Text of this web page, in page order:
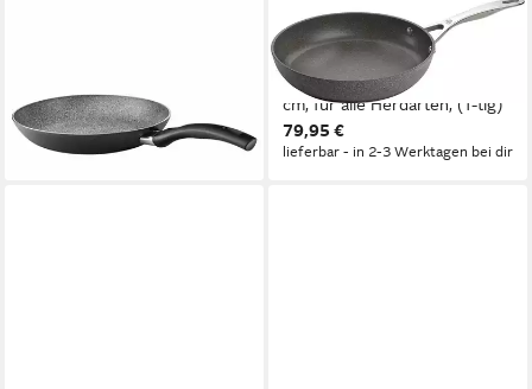
55,99 €
lieferbar - in 3-4 Werktagen bei dir
BALLARINI
Bratpfanne BALLARINI Salina
Bratpfanne aus Aluminium, 28
cm, für alle Herdarten, (1-tlg)
79,95 €
lieferbar - in 2-3 Werktagen bei dir